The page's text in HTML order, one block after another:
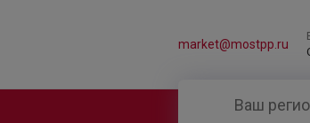
Ваш
market@mostpp.ru